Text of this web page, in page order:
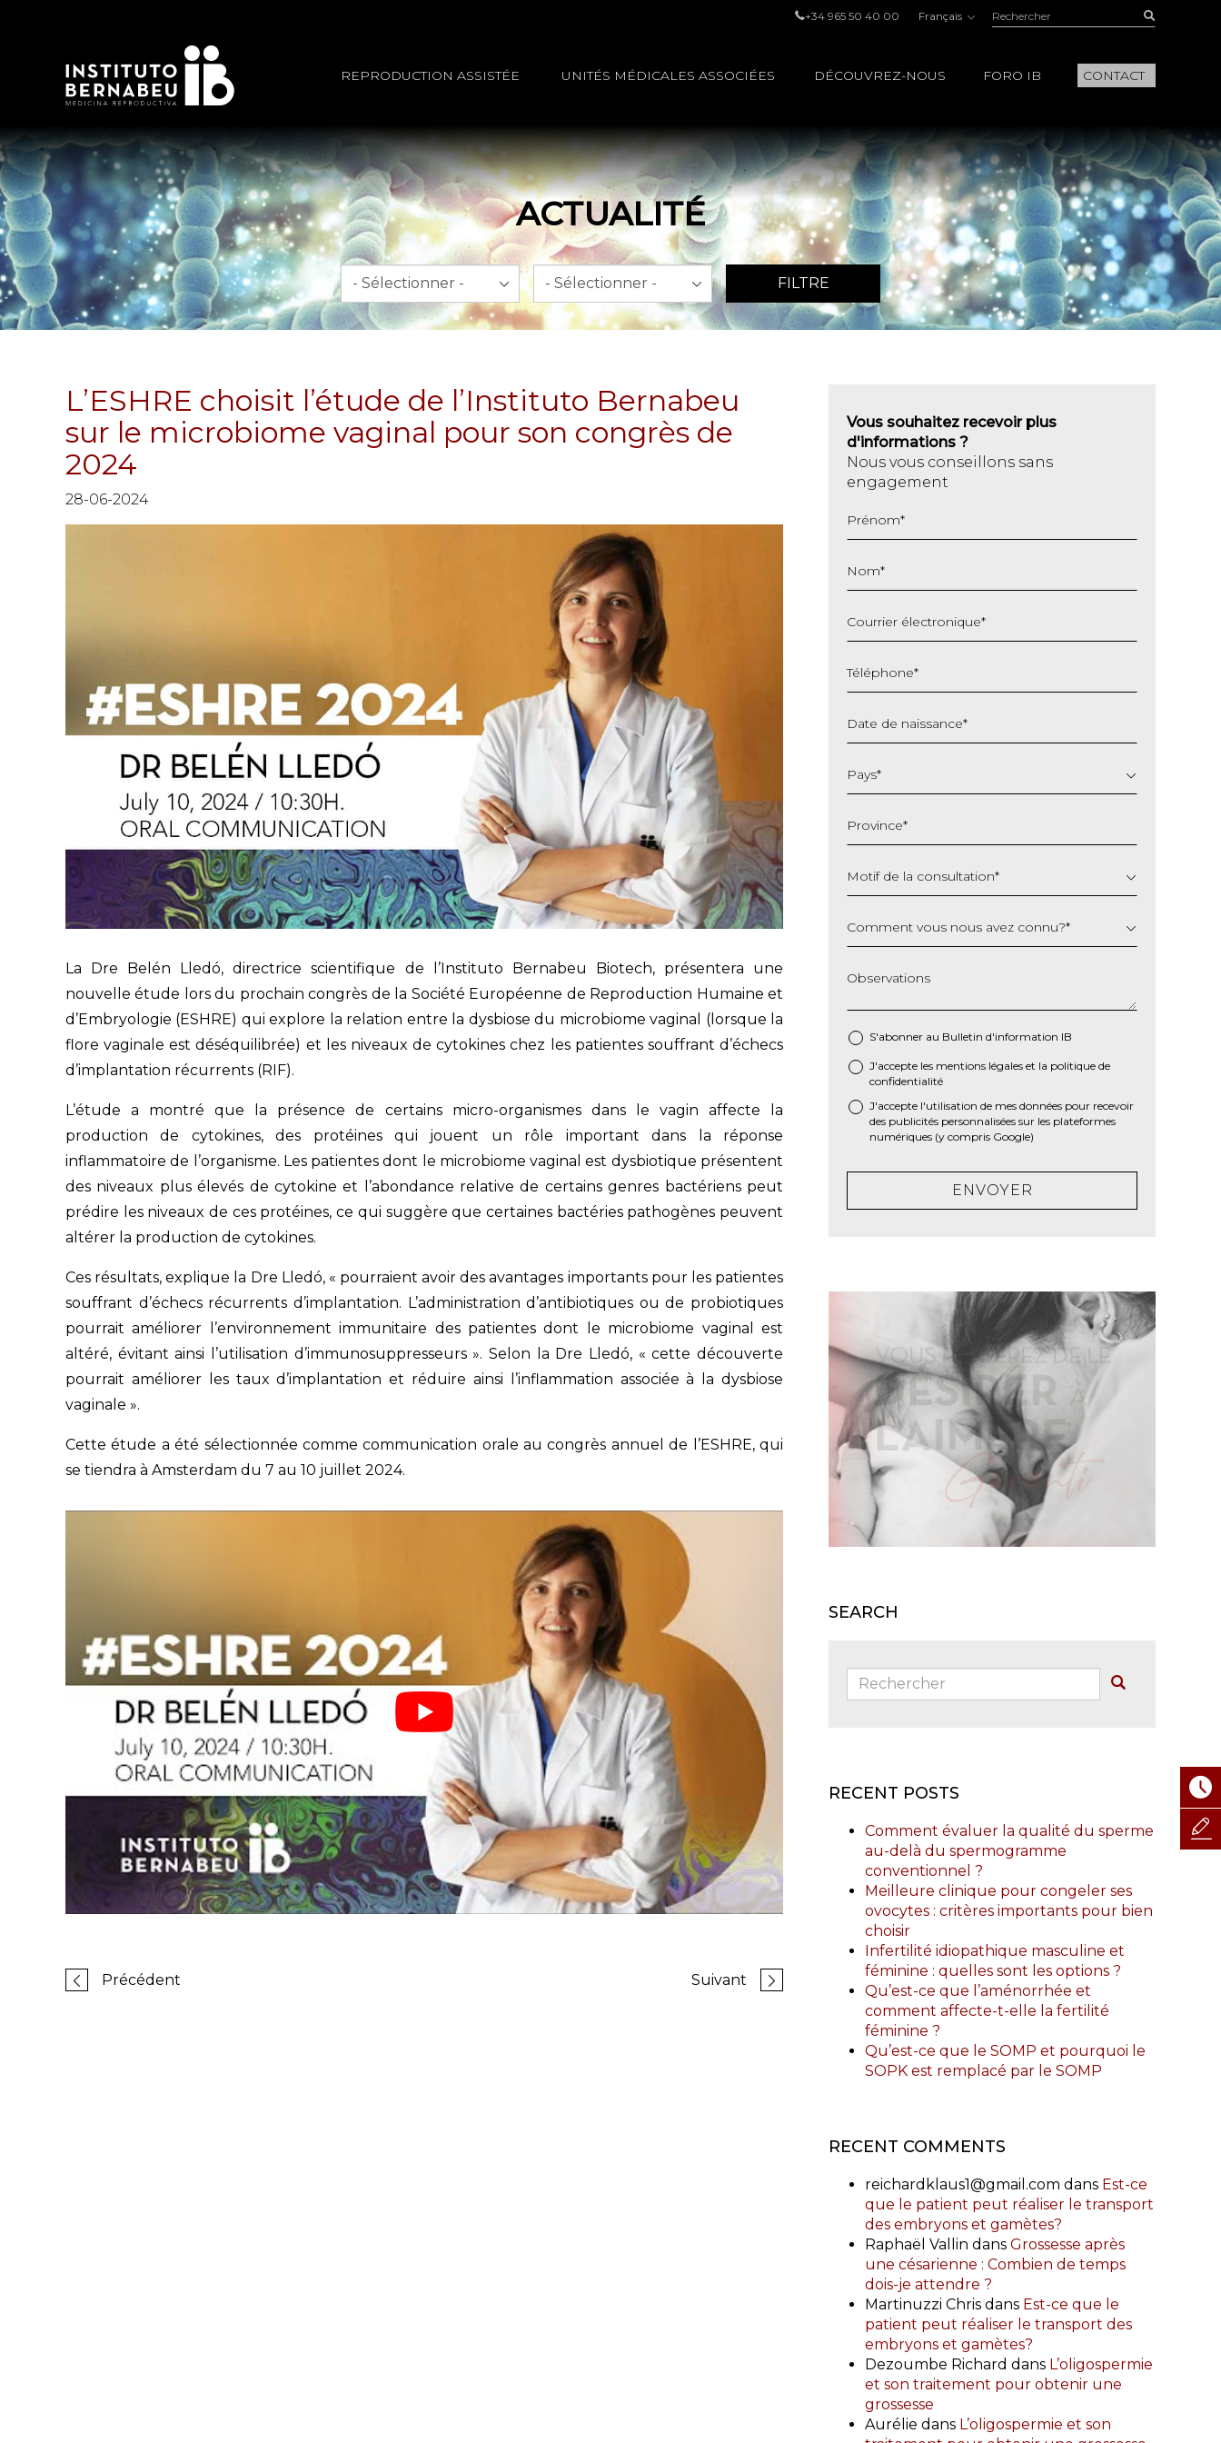
+34 965 50 40 00 Français Rechercher:
REPRODUCTION ASSISTÉE UNITÉS MÉDICALES ASSOCIÉES DÉCOUVREZ-NOUS FORO IB CONTACT
ACTUALITÉ
Mois An
FILTRE
L’ESHRE choisit l’étude de l’Instituto Bernabeu
sur le microbiome vaginal pour son congrès de
2024
28-06-2024
La Dre Belén Lledó, directrice scientifique de l’Instituto Bernabeu Biotech, présentera une
nouvelle étude lors du prochain congrès de la Société Européenne de Reproduction Humaine et
d’Embryologie (ESHRE) qui explore la relation entre la dysbiose du microbiome vaginal (lorsque la
flore vaginale est déséquilibrée) et les niveaux de cytokines chez les patientes souffrant d’échecs
d’implantation récurrents (RIF).
L’étude a montré que la présence de certains micro-organismes dans le vagin affecte la
production de cytokines, des protéines qui jouent un rôle important dans la réponse
inflammatoire de l’organisme. Les patientes dont le microbiome vaginal est dysbiotique présentent
des niveaux plus élevés de cytokine et l’abondance relative de certains genres bactériens peut
prédire les niveaux de ces protéines, ce qui suggère que certaines bactéries pathogènes peuvent
altérer la production de cytokines.
Ces résultats, explique la Dre Lledó, « pourraient avoir des avantages importants pour les patientes
souffrant d’échecs récurrents d’implantation. L’administration d’antibiotiques ou de probiotiques
pourrait améliorer l’environnement immunitaire des patientes dont le microbiome vaginal est
altéré, évitant ainsi l’utilisation d’immunosuppresseurs ». Selon la Dre Lledó, « cette découverte
pourrait améliorer les taux d’implantation et réduire ainsi l’inflammation associée à la dysbiose
vaginale ».
Cette étude a été sélectionnée comme communication orale au congrès annuel de l’ESHRE, qui
se tiendra à Amsterdam du 7 au 10 juillet 2024.
Précédent Suivant
Vous souhaitez recevoir plus
d'informations ?
Nous vous conseillons sans
engagement
Prénom*
Nom*
Courrier électronique*
Téléphone*
Date de naissance*
slash
MM
AAAA
Pays*
Province*
Motif de la consultation*
Comment vous nous avez connu?*
Observations
S'abonner au Bulletin d'information IB
* J'accepte les mentions légales et la politique de
confidentialité
J'accepte l'utilisation de mes données pour recevoir
des publicités personnalisées sur les plateformes
numériques (y compris Google)
ENVOYER
SEARCH
Rechercher:
RECENT POSTS
Comment évaluer la qualité du sperme
au-delà du spermogramme
conventionnel ?
Meilleure clinique pour congeler ses
ovocytes : critères importants pour bien
choisir
Infertilité idiopathique masculine et
féminine : quelles sont les options ?
Qu’est-ce que l’aménorrhée et
comment affecte-t-elle la fertilité
féminine ?
Qu’est-ce que le SOMP et pourquoi le
SOPK est remplacé par le SOMP
RECENT COMMENTS
reichardklaus1@gmail.com dans Est-ce
que le patient peut réaliser le transport
des embryons et gamètes?
Raphaël Vallin dans Grossesse après
une césarienne : Combien de temps
dois-je attendre ?
Martinuzzi Chris dans Est-ce que le
patient peut réaliser le transport des
embryons et gamètes?
Dezoumbe Richard dans L’oligospermie
et son traitement pour obtenir une
grossesse
Aurélie dans L’oligospermie et son